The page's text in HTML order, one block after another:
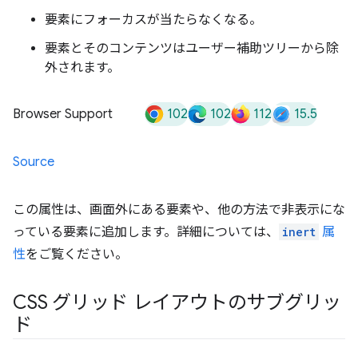
要素にフォーカスが当たらなくなる。
要素とそのコンテンツはユーザー補助ツリーから除
外されます。
Browser Support 102 102 112 15.5
Source
この属性は、画面外にある要素や、他の方法で非表示にな
っている要素に追加します。詳細については、
inert 属
性をご覧ください。
CSS グリッド レイアウトのサブグリッ
ド